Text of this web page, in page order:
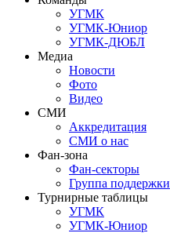
УГМК
УГМК-Юниор
УГМК-ДЮБЛ
Медиа
Новости
Фото
Видео
СМИ
Аккредитация
СМИ о нас
Фан-зона
Фан-секторы
Группа поддержки
Турнирные таблицы
УГМК
УГМК-Юниор